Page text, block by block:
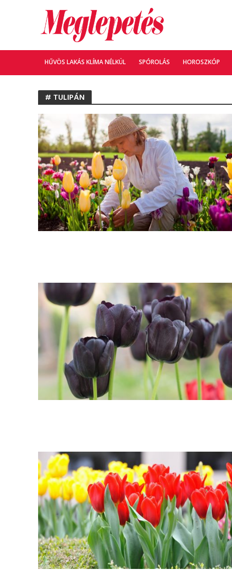
HŰVÖS LAKÁS KLÍMA NÉLKÜL SPÓROLÁS HOROSZKÓP
# TULIPÁN